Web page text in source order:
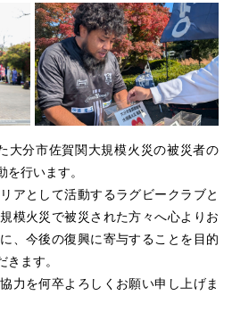
大分市佐賀関大規模火災の被災者の
行います。
アとして活動するラグビークラブと
模火災で被災された方々へ心よりお
、今後の復興に寄与することを目的
ます。
力を何卒よろしくお願い申し上げま